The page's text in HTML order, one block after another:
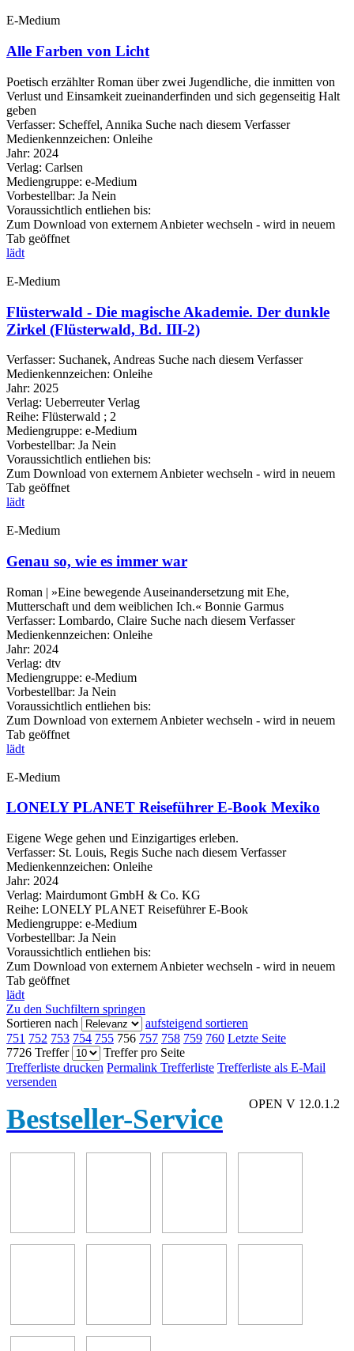
E-Medium
Alle Farben von Licht
Poetisch erzählter Roman über zwei Jugendliche, die inmitten von
Verlust und Einsamkeit zueinanderfinden und sich gegenseitig Halt
geben
Verfasser: Scheffel, Annika Suche nach diesem Verfasser
Medienkennzeichen: Onleihe
Jahr: 2024
Verlag: Carlsen
Mediengruppe: e-Medium
Vorbestellbar: Ja Nein
Voraussichtlich entliehen bis:
Zum Download von externem Anbieter wechseln - wird in neuem
Tab geöffnet
lädt
E-Medium
Flüsterwald - Die magische Akademie. Der dunkle
Zirkel (Flüsterwald, Bd. III-2)
Verfasser: Suchanek, Andreas Suche nach diesem Verfasser
Medienkennzeichen: Onleihe
Jahr: 2025
Verlag: Ueberreuter Verlag
Reihe: Flüsterwald ; 2
Mediengruppe: e-Medium
Vorbestellbar: Ja Nein
Voraussichtlich entliehen bis:
Zum Download von externem Anbieter wechseln - wird in neuem
Tab geöffnet
lädt
E-Medium
Genau so, wie es immer war
Roman | »Eine bewegende Auseinandersetzung mit Ehe,
Mutterschaft und dem weiblichen Ich.« Bonnie Garmus
Verfasser: Lombardo, Claire Suche nach diesem Verfasser
Medienkennzeichen: Onleihe
Jahr: 2024
Verlag: dtv
Mediengruppe: e-Medium
Vorbestellbar: Ja Nein
Voraussichtlich entliehen bis:
Zum Download von externem Anbieter wechseln - wird in neuem
Tab geöffnet
lädt
E-Medium
LONELY PLANET Reiseführer E-Book Mexiko
Eigene Wege gehen und Einzigartiges erleben.
Verfasser: St. Louis, Regis Suche nach diesem Verfasser
Medienkennzeichen: Onleihe
Jahr: 2024
Verlag: Mairdumont GmbH & Co. KG
Reihe: LONELY PLANET Reiseführer E-Book
Mediengruppe: e-Medium
Vorbestellbar: Ja Nein
Voraussichtlich entliehen bis:
Zum Download von externem Anbieter wechseln - wird in neuem
Tab geöffnet
lädt
Zu den Suchfiltern springen
Sortieren nach
aufsteigend sortieren
751 752 753 754 755 756 757 758 759 760 Letzte Seite
7726 Treffer
Treffer pro Seite
Trefferliste drucken Permalink Trefferliste Trefferliste als E-Mail
versenden
OPEN V 12.0.1.2
Bestseller-Service